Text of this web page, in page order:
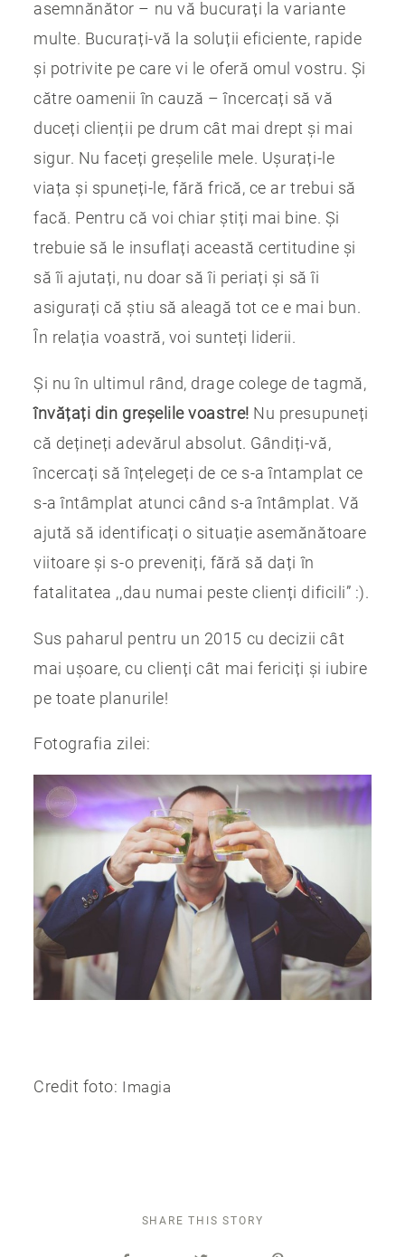
asemnănător – nu vă bucurați la variante
multe. Bucurați-vă la soluții eficiente, rapide
și potrivite pe care vi le oferă omul vostru. Și
către oamenii în cauză – încercați să vă
duceți clienții pe drum cât mai drept și mai
sigur. Nu faceți greșelile mele. Ușurați-le
viața și spuneți-le, fără frică, ce ar trebui să
facă. Pentru că voi chiar știți mai bine. Și
trebuie să le insuflați această certitudine și
să îi ajutați, nu doar să îi periați și să îi
asigurați că știu să aleagă tot ce e mai bun.
În relația voastră, voi sunteți liderii.
Și nu în ultimul rând, drage colege de tagmă,
învățați din greșelile voastre! Nu presupuneți
că dețineți adevărul absolut. Gândiți-vă,
încercați să înțelegeți de ce s-a întamplat ce
s-a întâmplat atunci când s-a întâmplat. Vă
ajută să identificați o situație asemănătoare
viitoare și s-o preveniți, fără să dați în
fatalitatea ,,dau numai peste clienți dificili” :).
Sus paharul pentru un 2015 cu decizii cât
mai ușoare, cu clienți cât mai fericiți și iubire
pe toate planurile!
Fotografia zilei:
Credit foto: Imagia
SHARE THIS STORY